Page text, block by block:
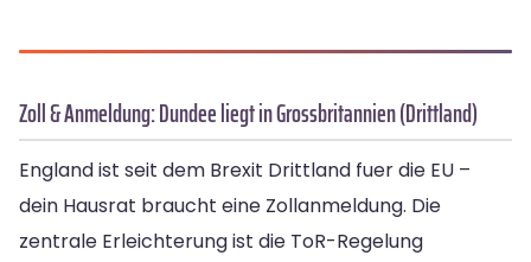
Zoll & Anmeldung: Dundee liegt in Grossbritannien (Drittland)
England ist seit dem Brexit Drittland fuer die EU –
dein Hausrat braucht eine Zollanmeldung. Die
zentrale Erleichterung ist die ToR-Regelung